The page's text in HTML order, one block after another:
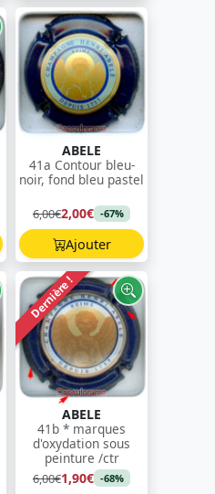
ABELE
41a Contour bleu-
noir, fond bleu pastel
6,00€2,00€ -67%
Ajouter
Dernière !
ABELE
41b * marques
d'oxydation sous
peinture /ctr
6,00€1,90€ -68%